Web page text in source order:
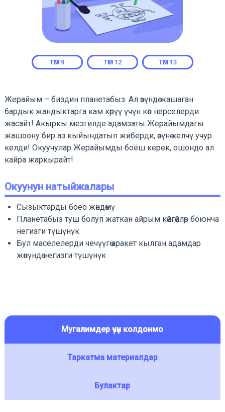
Жерайым – биздин планетабыз. Ал өзүндө жашаган
бардык жандыктарга кам көрүү үчүн көп нерселерди
жасайт! Акыркы мезгилде адамзаты Жерайымдагы
жашоону бир аз кыйындатып жиберди, өзүнө келчү учур
келди! Окуучулар Жерайымды боёш керек, ошондо ал
кайра жаркырайт!
ТӨМ 9 ТӨМ 12 ТӨМ 13
Окуунун натыйжалары
Сызыктарды боёо жөндөмү
Планетабыз туш болуп жаткан айрым көйгөйлөр боюнча
негизги түшүнүк
Бул маселелерди чечүүгө аракет кылган адамдар
жөнүндө негизги түшүнүк
Мугалимдер үчүн колдонмо
Таркатма материалдар
Булактар